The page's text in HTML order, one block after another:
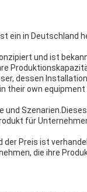
ist ein in
und ist
dessen
own
und
für
Preis ist
die ihre